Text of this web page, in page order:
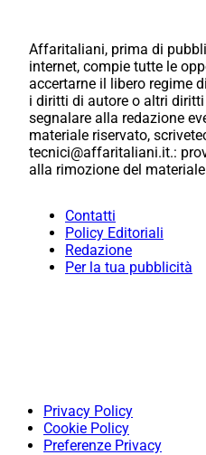
Affaritaliani, prima di
internet, compie tutte le
accertarne il libero regime
i diritti di autore o altri
segnalare alla redazione
materiale riservato,
tecnici@affaritaliani.it.:
alla rimozione del
Contatti
Policy Editoriali
Redazione
Per la tua pubblicità
Privacy Policy
Cookie Policy
Preferenze Privacy